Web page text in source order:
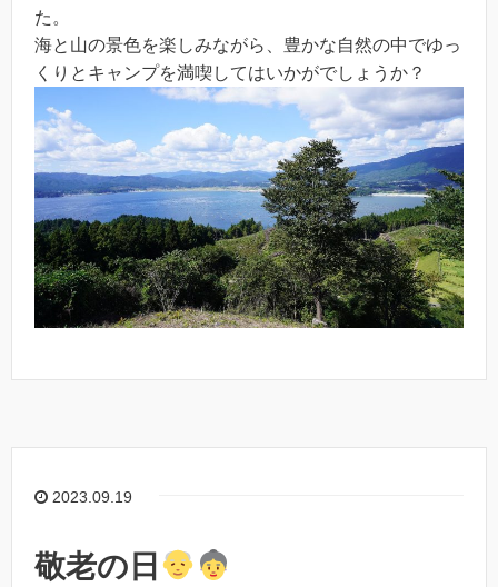
た。
海と山の景色を楽しみながら、豊かな自然の中でゆっ
くりとキャンプを満喫してはいかがでしょうか？
2023.09.19
敬老の日